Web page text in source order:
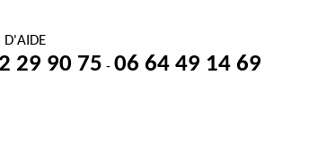
D'AIDE
29 90 75 - 06 64 49 14 69